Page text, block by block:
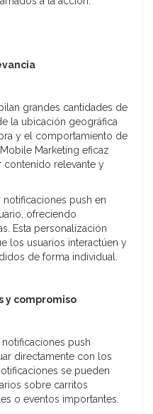
grandes cantidades de
la ubicación geográfica
y el comportamiento de
Marketing eficaz
contenido relevante y
push en
ofreciendo
Esta personalización
los usuarios interactúen y
de forma individual.
y compromiso
push
directamente con los
se pueden
sobre carritos
o eventos importantes.